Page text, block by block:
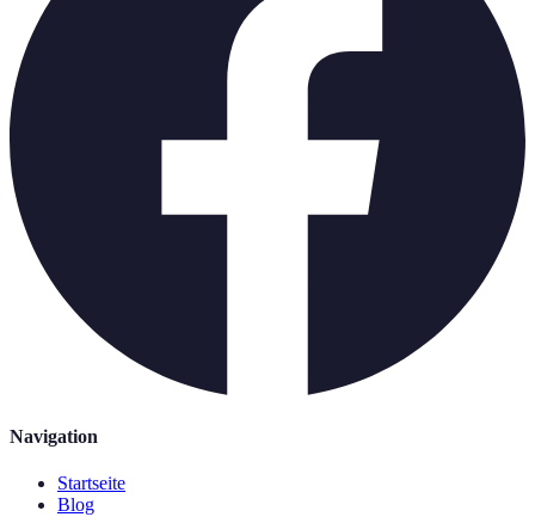
Navigation
Startseite
Blog